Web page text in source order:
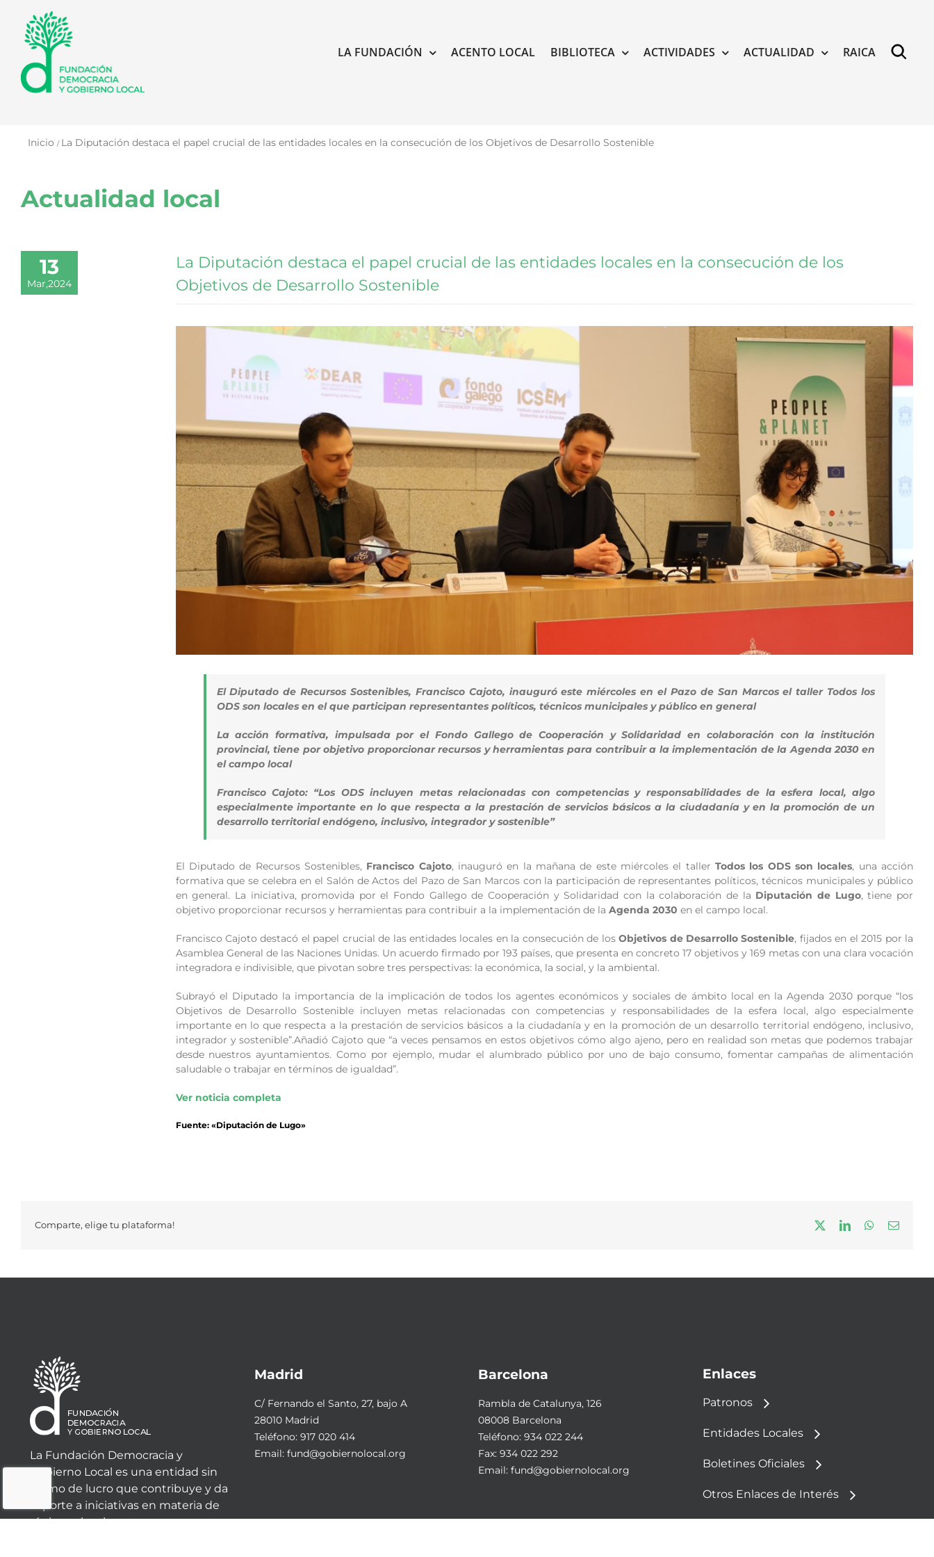
contenido
LA FUNDACIÓN ACENTO LOCAL BIBLIOTECA ACTIVIDADES ACTUALIDAD RAICA
Inicio La Diputación destaca el papel crucial de las entidades locales en la consecución de los Objetivos de Desarrollo Sostenible
Actualidad local
13
Mar,2024
La Diputación destaca el papel crucial de las entidades locales en la consecución de los
Objetivos de Desarrollo Sostenible
El Diputado de Recursos Sostenibles, Francisco Cajoto, inauguró este miércoles en el Pazo de San Marcos el taller Todos los
ODS son locales en el que participan representantes políticos, técnicos municipales y público en general
La acción formativa, impulsada por el Fondo Gallego de Cooperación y Solidaridad en colaboración con la institución
provincial, tiene por objetivo proporcionar recursos y herramientas para contribuir a la implementación de la Agenda 2030 en
el campo local
Francisco Cajoto: “Los ODS incluyen metas relacionadas con competencias y responsabilidades de la esfera local, algo
especialmente importante en lo que respecta a la prestación de servicios básicos a la ciudadanía y en la promoción de un
desarrollo territorial endógeno, inclusivo, integrador y sostenible”
El Diputado de Recursos Sostenibles, Francisco Cajoto, inauguró en la mañana de este miércoles el taller Todos los ODS son locales, una acción
formativa que se celebra en el Salón de Actos del Pazo de San Marcos con la participación de representantes políticos, técnicos municipales y público
en general. La iniciativa, promovida por el Fondo Gallego de Cooperación y Solidaridad con la colaboración de la Diputación de Lugo, tiene por
objetivo proporcionar recursos y herramientas para contribuir a la implementación de la Agenda 2030 en el campo local.
Francisco Cajoto destacó el papel crucial de las entidades locales en la consecución de losObjetivos de Desarrollo Sostenible, fijados en el 2015 por la
Asamblea General de las Naciones Unidas. Un acuerdo firmado por 193 países, que presenta en concreto 17 objetivos y 169 metas con una clara vocación
integradora e indivisible, que pivotan sobre tres perspectivas: la económica, la social, y la ambiental.
Subrayó el Diputado la importancia de la implicación de todos los agentes económicos y sociales de ámbito local en la Agenda 2030 porque “los
Objetivos de Desarrollo Sostenible incluyen metas relacionadas con competencias y responsabilidades de la esfera local, algo especialmente
importante en lo que respecta a la prestación de servicios básicos a la ciudadanía y en la promoción de un desarrollo territorial endógeno, inclusivo,
integrador y sostenible”.Añadió Cajoto que “a veces pensamos en estos objetivos cómo algo ajeno, pero en realidad son metas que podemos trabajar
desde nuestros ayuntamientos. Como por ejemplo, mudar el alumbrado público por uno de bajo consumo, fomentar campañas de alimentación
saludable o trabajar en términos de igualdad”.
Ver noticia completa
Fuente: «Diputación de Lugo»
Comparte, elige tu plataforma! LinkedInWhatsApp
Correo
La Fundación Democracia y
Gobierno Local es una entidad sin
ánimo de lucro que contribuye y da
soporte a iniciativas en materia de
régimen local.
Madrid
C/ Fernando el Santo, 27, bajo A
28010 Madrid
Teléfono: 917 020 414
Email: fund@gobiernolocal.org
Barcelona
Rambla de Catalunya, 126
08008 Barcelona
Teléfono: 934 022 244
Fax: 934 022 292
Email: fund@gobiernolocal.org
Enlaces
Patronos
Entidades Locales
Boletines Oficiales
Otros Enlaces de Interés